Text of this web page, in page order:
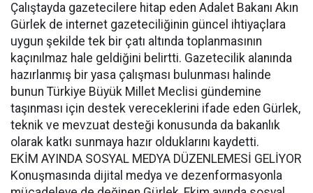
Çalıştayda gazetecilere hitap eden Adalet Bakanı Akın
Gürlek de internet gazeteciliğinin güncel ihtiyaçlara
uygun şekilde tek bir çatı altında toplanmasının
kaçınılmaz hale geldiğini belirtti. Gazetecilik alanında
hazırlanmış bir yasa çalışması bulunması halinde
bunun Türkiye Büyük Millet Meclisi gündemine
taşınması için destek vereceklerini ifade eden Gürlek,
teknik ve mevzuat desteği konusunda da bakanlık
olarak katkı sunmaya hazır olduklarını kaydetti.
EKİM AYINDA SOSYAL MEDYA DÜZENLEMESİ GELİYOR
Konuşmasında dijital medya ve dezenformasyonla